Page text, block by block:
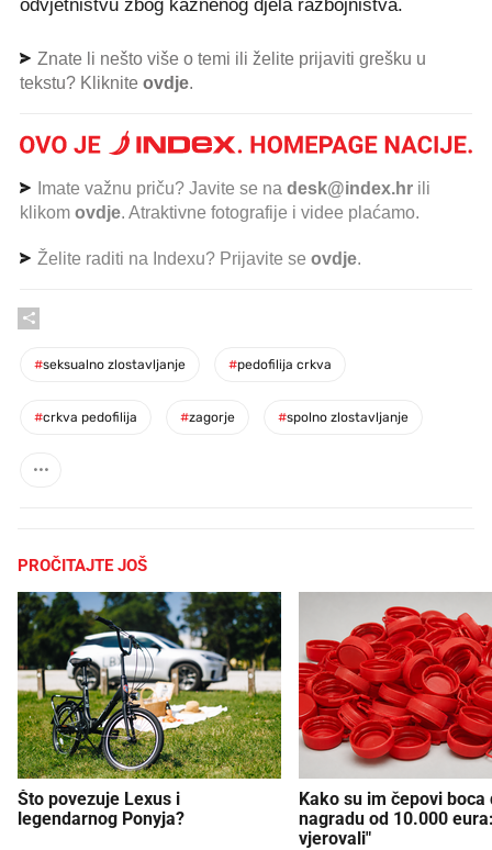
odvjetništvu zbog kaznenog djela razbojništva.
Znate li nešto više o temi ili želite prijaviti grešku u
tekstu? Kliknite ovdje.
Imate važnu priču? Javite se na desk@index.hr ili
klikom ovdje. Atraktivne fotografije i videe plaćamo.
Želite raditi na Indexu? Prijavite se ovdje.
#seksualno zlostavljanje #pedofilija crkva
#crkva pedofilija #zagorje #spolno zlostavljanje
PROČITAJTE JOŠ
Što povezuje Lexus i
legendarnog Ponyja?
Kako su im čepovi boca
nagradu od 10.000
vjerovali"